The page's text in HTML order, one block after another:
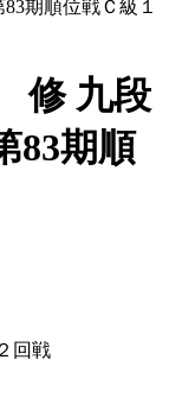
期順位戦Ｃ級１
修 九段
83期順
回戦